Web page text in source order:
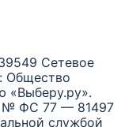
Сетевое
Общество
«Выберу.ру».
№ ФС 77 — 81497
службой